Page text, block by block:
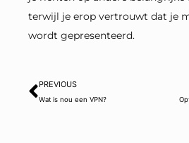
terwijl je erop vertrouwt dat je
wordt gepresenteerd.
Prev
PREVIOUS
Wat is nou een VPN?